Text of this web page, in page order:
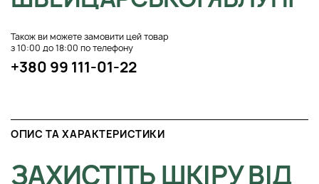
Також ви можете замовити цей товар
з 10:00 до 18:00 по телефону
+380 99 111-01-22
ОПИС ТА ХАРАКТЕРИСТИКИ
ЗАХИСТІТЬ ШКІРУ ВІД